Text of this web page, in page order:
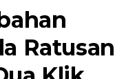
Ratusan